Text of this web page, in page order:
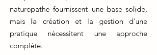
naturopathe fournissent une base solide,
mais la création et la gestion d'une
pratique nécessitent une approche
complète.